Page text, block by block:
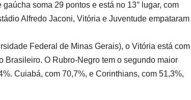
soma 29 pontos e está no 13° lugar, com
Alfredo Jaconi, Vitória e Juventude empataram
Federal de Minas Gerais), o Vitória está com
Brasileiro. O Rubro-Negro tem o segundo maior
Cuiabá, com 70,7%, e Corinthians, com 51,3%,